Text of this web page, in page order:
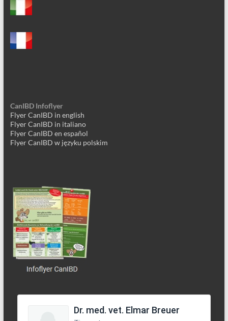
CanIBD Infoflyer
Flyer CanIBD in english
Flyer CanIBD in italiano
Flyer CanIBD en español
Flyer CanIBD w języku polskim